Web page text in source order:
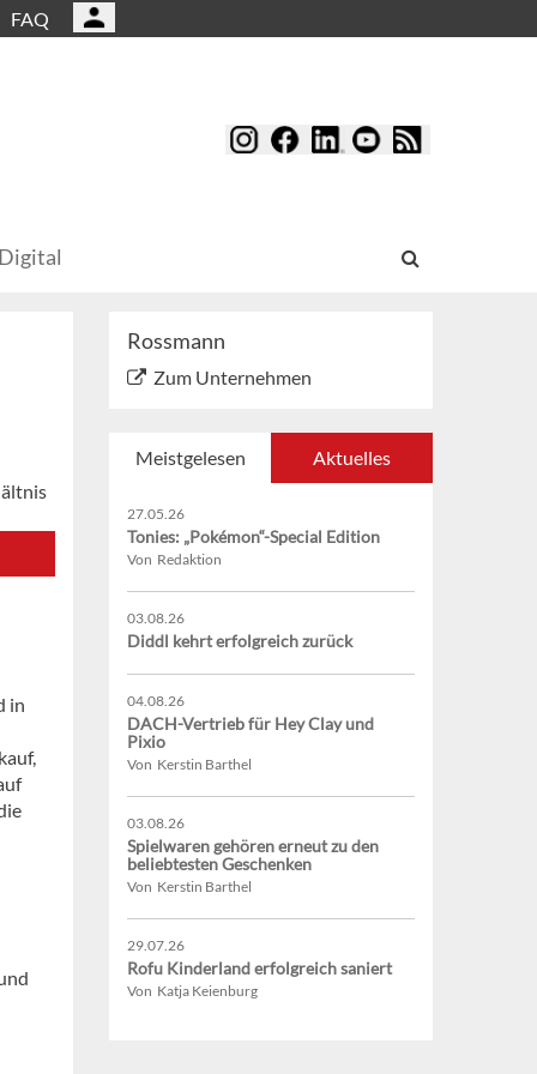
FAQ
in
Rossmann
Zum Unternehmen
Meistgelesen Aktuelles
27.05.26
Tonies: „Pokémon“-Special Edition
Von Redaktion
03.08.26
Diddl kehrt erfolgreich zurück
04.08.26
DACH-Vertrieb für Hey Clay und
Pixio
Von Kerstin Barthel
03.08.26
Spielwaren gehören erneut zu den
beliebtesten Geschenken
Von Kerstin Barthel
29.07.26
Rofu Kinderland erfolgreich saniert
Von Katja Keienburg